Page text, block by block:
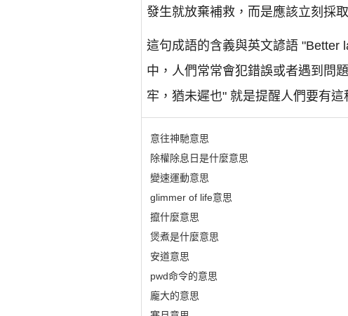
發生就放棄補救，而是應該立刻採
這句成語的含義與英文諺語 "Better
中，人們常常會犯錯誤或者遇到問
牢，猶未遲也" 就是提醒人們要有
意往神馳意思
除權除息日是什麼意思
變速運動意思
glimmer of life意思
攛什麼意思
煲煮是什麼意思
安道意思
pwd命令的意思
龐大的意思